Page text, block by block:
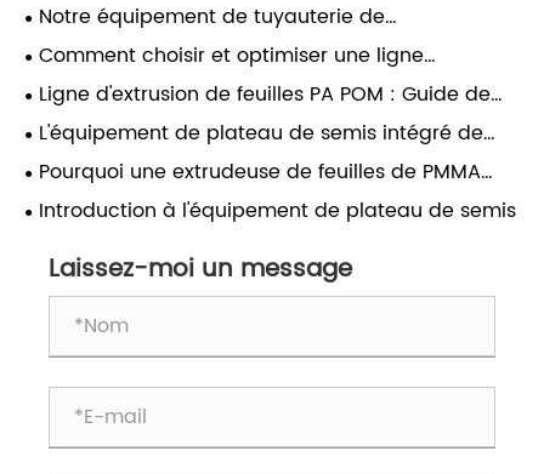
​Notre équipement de tuyauterie de
numérotation en PVC a été mis en service avec
succès, couvrant la production de toutes les
spécifications de 1,5 à 10 mm.
Comment choisir et optimiser une ligne
d'extrusion de panneaux de mousse PVC pour une
production stable ?
Ligne d'extrusion de feuilles PA POM : Guide de
traitement complet pour la production de feuilles
de plastique technique de haute qualité
L'équipement de plateau de semis intégré de
Qingdao East Star Machinery expédié avec
succès au Yémen
Pourquoi une extrudeuse de feuilles de PMMA
pour meubles est-elle essentielle pour la
fabrication de meubles modernes
​Introduction à l'équipement de plateau de semis
Laissez-moi un message